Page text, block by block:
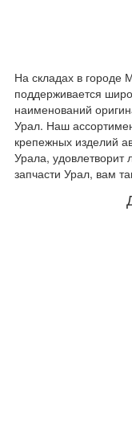
На складах в городе
поддерживается
наименований
Урал. Наш
крепежных изделий
Урала,
запчасти Урал, вам